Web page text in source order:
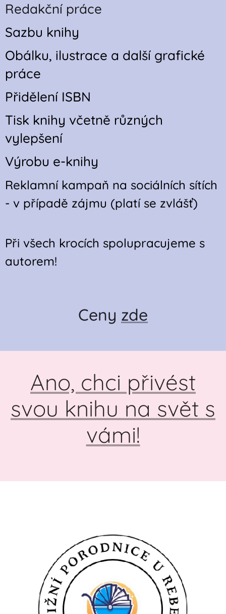
Redakční práce
Sazbu knihy
Obálku, ilustrace a další grafické
práce
Přidělení ISBN
Tisk knihy včetně různých
vylepšení
Výrobu e-knihy
Reklamní kampaň na sociálních sítích
- v případě zájmu (platí se zvlášť)
Při všech krocích spolupracujeme s
autorem!
Ceny zde
Ano, chci přivést
svou knihu na svět s
vámi!